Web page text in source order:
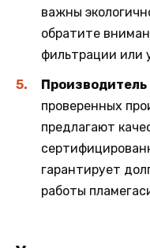
важны
обратите
фильтрации или
Производитель
проверенных
предлагают
гарантирует
работы